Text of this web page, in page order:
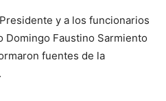
y a los funcionarios
Faustino Sarmiento
fuentes de la